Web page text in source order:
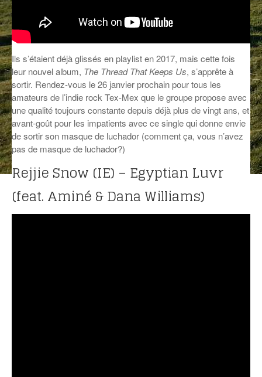
SONORIK
THEME FORCE
ANCIENNES ÉMISSIONS
Ils s’étaient déjà glissés en playlist en 2017, mais cette fois
leur nouvel album, The Thread That Keeps Us, s’apprête à
sortir. Rendez-vous le 26 janvier prochain pour tous les
amateurs de l’indie rock Tex-Mex que le groupe propose avec
une qualité toujours constante depuis déjà plus de vingt ans, et
avant-goût pour les impatients avec ce single qui donne envie
de sortir son masque de luchador (comment ça, vous n’avez
pas de masque de luchador?)
Rejjie Snow (IE) – Egyptian Luvr
(feat. Aminé & Dana Williams)